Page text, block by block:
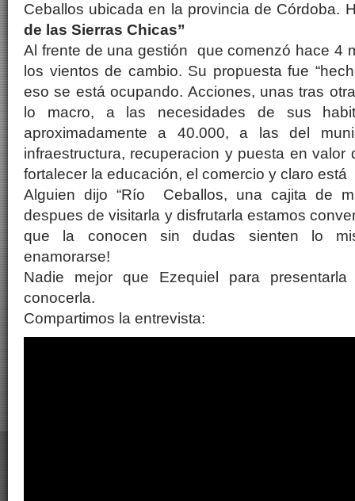
Ceballos ubicada en la provincia de Córdoba.
de las Sierras Chicas”
Al frente de una gestión que comenzó hace 4
los vientos de cambio. Su propuesta fue
eso se está ocupando. Acciones, unas tras
lo macro, a las necesidades de sus
aproximadamente a 40.000, a las del
infraestructura, recuperacion y puesta en valor
fortalecer la educación, el comercio y claro está
Alguien dijo “Río Ceballos, una cajita de
despues de visitarla y disfrutarla estamos
que la conocen sin dudas sienten lo
enamorarse!
Nadie mejor que Ezequiel para
conocerla.
Compartimos la entrevista: